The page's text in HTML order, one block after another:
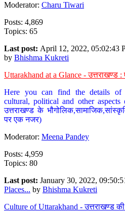
Moderator: Charu Tiwari
Posts: 4,869
Topics: 65
Last post: April 12, 2022, 05:02:43
by Bhishma Kukreti
Uttarakhand at a Glance - उत्तराखण्ड
Here you can find the details of
cultural, political and other
उत्तराखण्ड के
पर एक नजर)
Moderator: Meena Pandey
Posts: 4,959
Topics: 80
Last post: January 30, 2022,
Places... by Bhishma Kukreti
Culture of Uttarakhand - उत्तराखण्ड